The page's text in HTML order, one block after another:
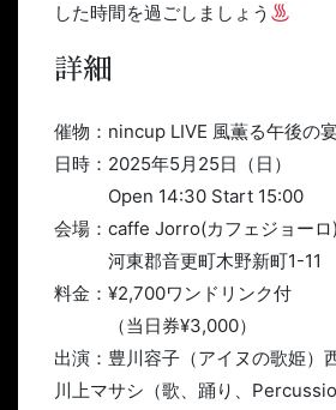
した時間を過ごしましょう
詳細
催物：nincup LIVE 風薫る午後の宴
日時：2025年5月25日（日）
Open 14:30 Start 15:00
会場：caffe Jorro(カフェジョーロ)
河東郡音更町木野新町1-11
料金：¥2,700ワンドリンク付
（当日券¥3,000）
出演：豊川容子（アイヌの歌姫）
川上マサシ（歌、踊り、